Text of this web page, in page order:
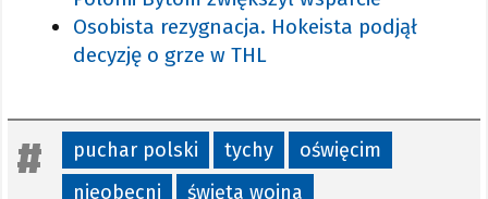
Osobista rezygnacja. Hokeista podjął
decyzję o grze w THL
puchar polski tychy
oświęcim
nieobecni
święta wojna